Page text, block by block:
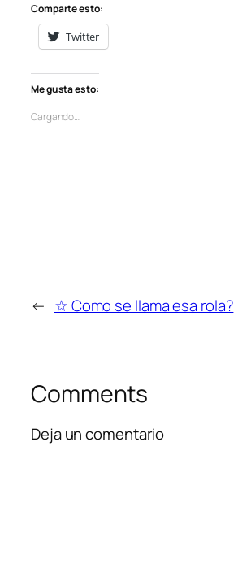
Comparte esto:
Twitter
Me gusta esto:
Cargando…
← ☆ Como se llama esa rola?
Comments
Deja un comentario